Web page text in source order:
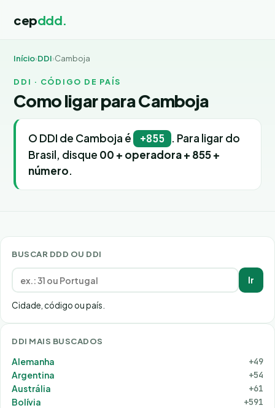
cepddd.
Início›DDI›Camboja
DDI · CÓDIGO DE PAÍS
Como ligar para Camboja
O DDI de Camboja é +855 . Para ligar do
Brasil, disque 00 + operadora + 855 +
número.
BUSCAR DDD OU DDI
Ir
Cidade, código ou país.
DDI MAIS BUSCADOS
Alemanha
+49
Argentina
+54
Austrália
+61
Bolívia
+591